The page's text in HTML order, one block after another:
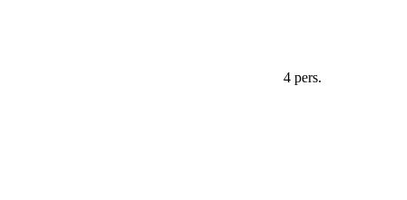
4 pers.